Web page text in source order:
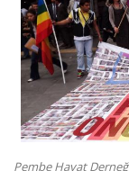
Pembe Hayat Derneği